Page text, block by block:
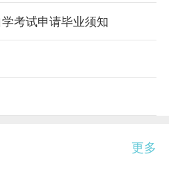
考试申请毕业须知
更多